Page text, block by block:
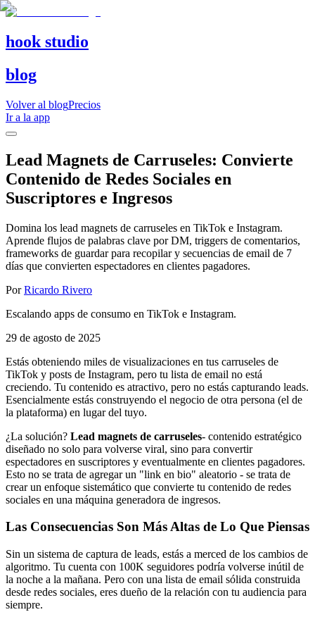
hook studio
blog
Volver al blogPrecios
Ir a la app
Lead Magnets de Carruseles: Convierte
Contenido de Redes Sociales en
Suscriptores e Ingresos
Domina los lead magnets de carruseles en TikTok e Instagram.
Aprende flujos de palabras clave por DM, triggers de comentarios,
frameworks de guardar para recopilar y secuencias de email de 7
días que convierten espectadores en clientes pagadores.
Por Ricardo Rivero
Escalando apps de consumo en TikTok e Instagram.
29 de agosto de 2025
Estás obteniendo miles de visualizaciones en tus carruseles de
TikTok y posts de Instagram, pero tu lista de email no está
creciendo. Tu contenido es atractivo, pero no estás capturando leads.
Esencialmente estás construyendo el negocio de otra persona (el de
la plataforma) en lugar del tuyo.
¿La solución? Lead magnets de carruseles- contenido estratégico
diseñado no solo para volverse viral, sino para convertir
espectadores en suscriptores y eventualmente en clientes pagadores.
Esto no se trata de agregar un "link en bio" aleatorio - se trata de
crear un enfoque sistemático que convierte tu contenido de redes
sociales en una máquina generadora de ingresos.
Las Consecuencias Son Más Altas de Lo Que Piensas
Sin un sistema de captura de leads, estás a merced de los cambios de
algoritmo. Tu cuenta con 100K seguidores podría volverse inútil de
la noche a la mañana. Pero con una lista de email sólida construida
desde redes sociales, eres dueño de la relación con tu audiencia para
siempre.